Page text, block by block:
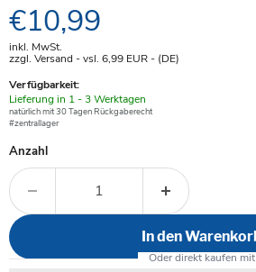
Aktueller Preis
€10,99
inkl. MwSt.
zzgl. Versand - vsl. 6,99 EUR- (DE)
Verfügbarkeit:
Verfügbar
-
Lieferung in 1 - 3 Werktagen
natürlich mit 30 Tagen Rückgaberecht
#zentrallager
Anzahl
In den